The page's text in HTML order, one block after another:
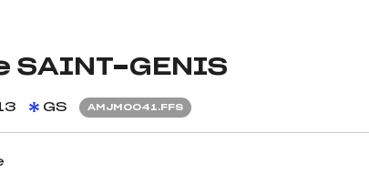
SAINT-GENIS
GS AMJM0041.FFS